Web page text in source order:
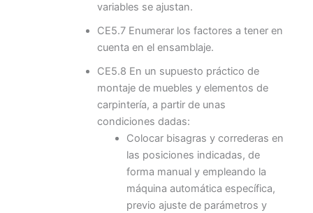
variables se ajustan.
CE5.7 Enumerar los factores a tener en
cuenta en el ensamblaje.
CE5.8 En un supuesto práctico de
montaje de muebles y elementos de
carpintería, a partir de unas
condiciones dadas:
Colocar bisagras y correderas en
las posiciones indicadas, de
forma manual y empleando la
máquina automática específica,
previo ajuste de parámetros y